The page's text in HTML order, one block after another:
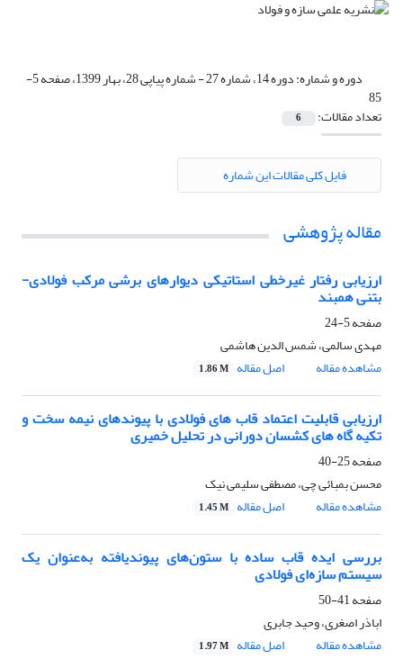
دوره و شماره: دوره 14، شماره 27 - شماره پیاپی 28، بهار 1399، صفحه 5-
85
تعداد مقالات: 6
فایل کلی مقالات این شماره
مقاله پژوهشی
ارزیابی رفتار غیر‌خطی استاتیکی دیوارهای برشی مرکب فولادی-
بتنی همبند
صفحه5-24
مهدی سالمی، شمس الدین هاشمی
مشاهده مقاله
اصل مقاله 1.86 M
ارزیابی قابلیت اعتماد قاب های فولادی با پیوندهای نیمه سخت و
تکیه گاه های کشسان دورانی در تحلیل خمیری
صفحه25-40
محسن بمبائی چی، مصطفی سلیمی نیک
مشاهده مقاله
اصل مقاله 1.45 M
بررسی ایده قاب ساده با ستون‌های پیوندیافته به‌عنوان یک
سیستم سازه‌ای فولادی
صفحه41-50
اباذر اصغری، وحید جابری
مشاهده مقاله
اصل مقاله 1.97 M